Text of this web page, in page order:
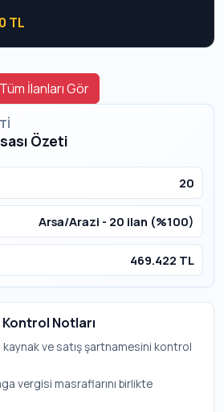
TL
Tüm İlanları Gör
Özeti
20
Arsa/Arazi - 20 ilan (%100)
469.422 TL
Notları
ve satış şartnamesini kontrol
vergisi masraflarını birlikte